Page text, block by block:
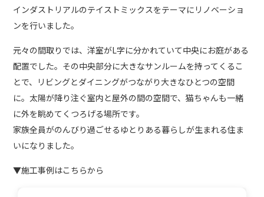
インダストリアルのテイストミックスをテーマにリノベーショ
ンを行いました。
元々の間取りでは、洋室がL字に分かれていて中央にお庭がある
配置でした。その中央部分に大きなサンルームを持ってくるこ
とで、リビングとダイニングがつながり大きなひとつの空間
に。太陽が降り注ぐ室内と屋外の間の空間で、猫ちゃんも一緒
に外を眺めてくつろげる場所です。
家族全員がのんびり過ごせるゆとりある暮らしが生まれる住ま
いになりました。
▼施工事例はこちらから